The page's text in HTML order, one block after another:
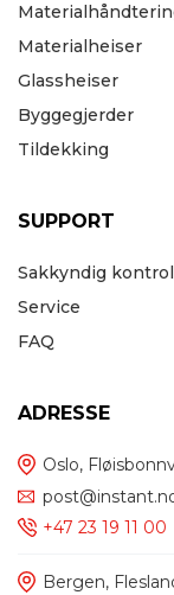
Materialheiser
Glassheiser
Byggegjerder
Tildekking
SUPPORT
Sakkyndig kontroll
Service
FAQ
ADRESSE
Oslo,
+47 23 19 11 00
Bergen,